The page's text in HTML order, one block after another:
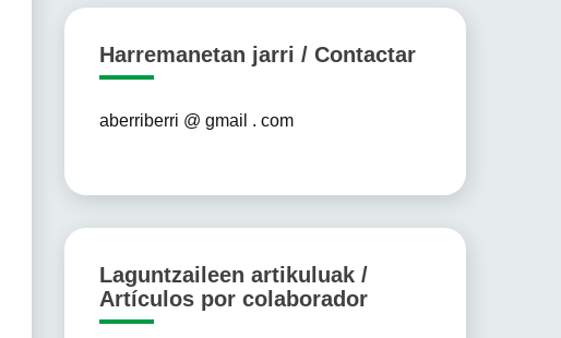
Harremanetan jarri / Contactar
aberriberri @ gmail . com
Laguntzaileen artikuluak /
Artículos por colaborador